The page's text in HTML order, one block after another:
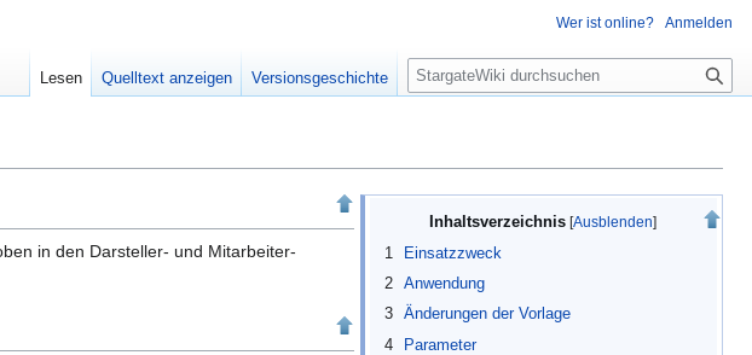
Inhaltsverzeichnis
1
Einsatzzweck
2
Anwendung
3
Änderungen der Vorlage
4
Parameter
in den Darsteller- und Mitarbeiter-
Wer ist online? Anmelden
Lesen Quelltext anzeigen Versionsgeschichte
S
u
e